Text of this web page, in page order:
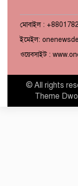
মোবাইল :
ইমেইল:
ওয়েবসাইট :
© All rights
Theme